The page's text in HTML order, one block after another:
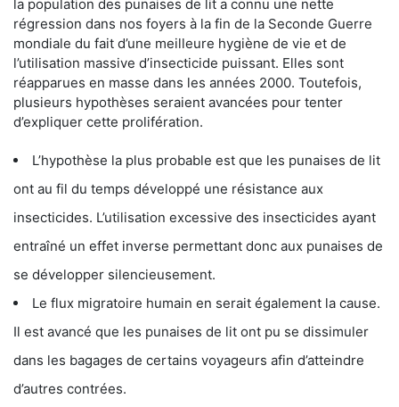
la population des punaises de lit a connu une nette
régression dans nos foyers à la fin de la Seconde Guerre
mondiale du fait d’une meilleure hygiène de vie et de
l’utilisation massive d’insecticide puissant. Elles sont
réapparues en masse dans les années 2000. Toutefois,
plusieurs hypothèses seraient avancées pour tenter
d’expliquer cette prolifération.
L’hypothèse la plus probable est que les punaises de lit
ont au fil du temps développé une résistance aux
insecticides. L’utilisation excessive des insecticides ayant
entraîné un effet inverse permettant donc aux punaises de
se développer silencieusement.
Le flux migratoire humain en serait également la cause.
Il est avancé que les punaises de lit ont pu se dissimuler
dans les bagages de certains voyageurs afin d’atteindre
d’autres contrées.